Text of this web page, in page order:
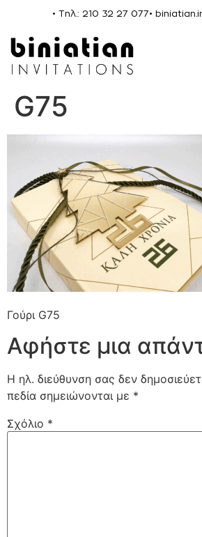
• Τηλ.: 210 32 27 077•
G75
Γούρι G75
Αφήστε μια
Η ηλ. διεύθυνση σας δεν
πεδία σημειώνονται με *
Σχόλιο *